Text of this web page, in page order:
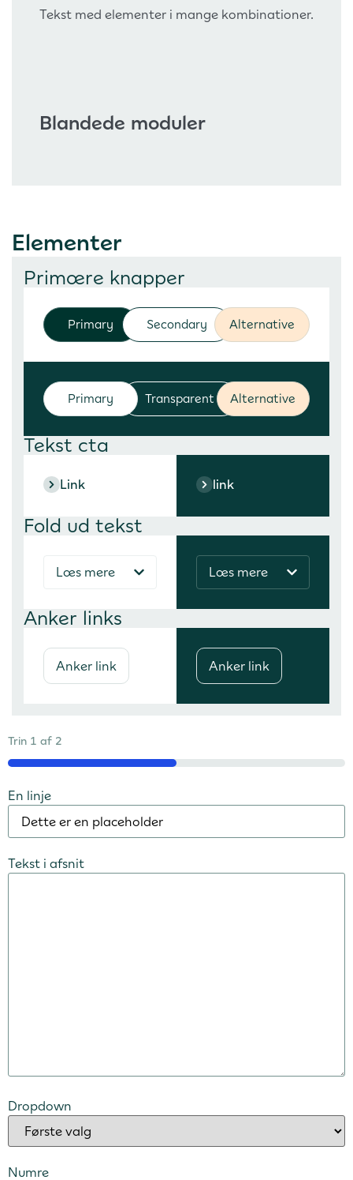
Tekst med elementer i mange kombinationer.
Blandede moduler
Elementer
Primære knapper
Primary Secondary Alternative
Primary Transparent Alternative
Tekst cta
Link link
Fold ud tekst
Læs mere Læs mere
Anker links
Anker link Anker link
Trin 1 af 2
50%
En linje
Tekst i afsnit
Dropdown
Numre